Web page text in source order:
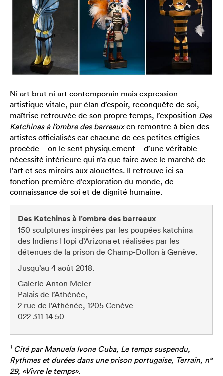
Ni art brut ni art contemporain mais expression
artistique vitale, pur élan d’espoir, reconquête de soi,
maîtrise retrouvée de son propre temps, l’exposition Des
Katchinas à l’ombre des barreauxen remontre à bien des
artistes officialisés car chacune de ces petites effigies
procède – on le sent physiquement – d’une véritable
nécessité intérieure qui n’a que faire avec le marché de
l’art et ses miroirs aux alouettes. Il retrouve ici sa
fonction première d’exploration du monde, de
connaissance de soi et de dignité humaine.
Des Katchinas à l’ombre des barreaux
150 sculptures inspirées par les poupées katchina
des Indiens Hopi d’Arizona et réalisées par les
détenues de la prison de Champ-Dollon à Genève.
Jusqu’au 4 août 2018.
Galerie Anton Meier
Palais de l’Athénée,
2 rue de l’Athénée, 1205 Genève
022 311 14 50
1Cité par Manuela Ivone Cuba, Le temps suspendu,
Rythmes et durées dans une prison portugaise, Terrain, n°
29, «Vivre le temps».